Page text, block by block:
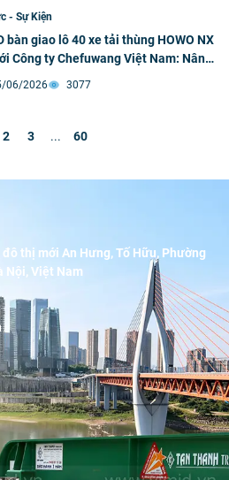
- Sự Kiện
bàn giao lô 40 xe tải thùng HOWO NX
Công ty Chefuwang Việt Nam: Nâng
cung ứng xuyên biên giới
06/2026 3077
2 3 ... 60
đô thị mới An Hưng, Tố Hữu, Phường
Nội, Việt Nam